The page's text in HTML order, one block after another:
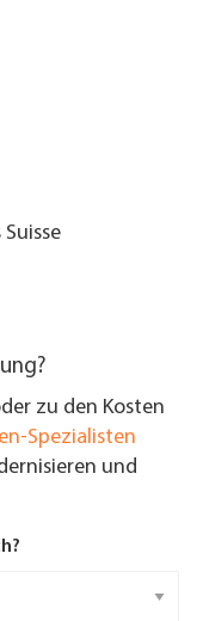
zu den Kosten
Spezialisten
und